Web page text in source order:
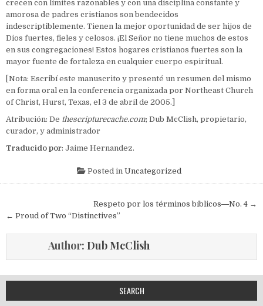
crecen con límites razonables y con una disciplina constante y
amorosa de padres cristianos son bendecidos
indescriptiblemente. Tienen la mejor oportunidad de ser hijos de
Dios fuertes, fieles y celosos. ¡El Señor no tiene muchos de estos
en sus congregaciones! Estos hogares cristianos fuertes son la
mayor fuente de fortaleza en cualquier cuerpo espiritual.
[Nota: Escribí este manuscrito y presenté un resumen del mismo
en forma oral en la conferencia organizada por Northeast Church
of Christ, Hurst, Texas, el 3 de abril de 2005.]
Atribución: De thescripturecache.com; Dub McClish, propietario,
curador, y administrador
Traducido por: Jaime Hernandez.
Posted in Uncategorized
Post navigationRespeto por los términos bíblicos―No. 4 →
← Proud of Two “Distinctives”
Author: Dub McClish
SEARCH